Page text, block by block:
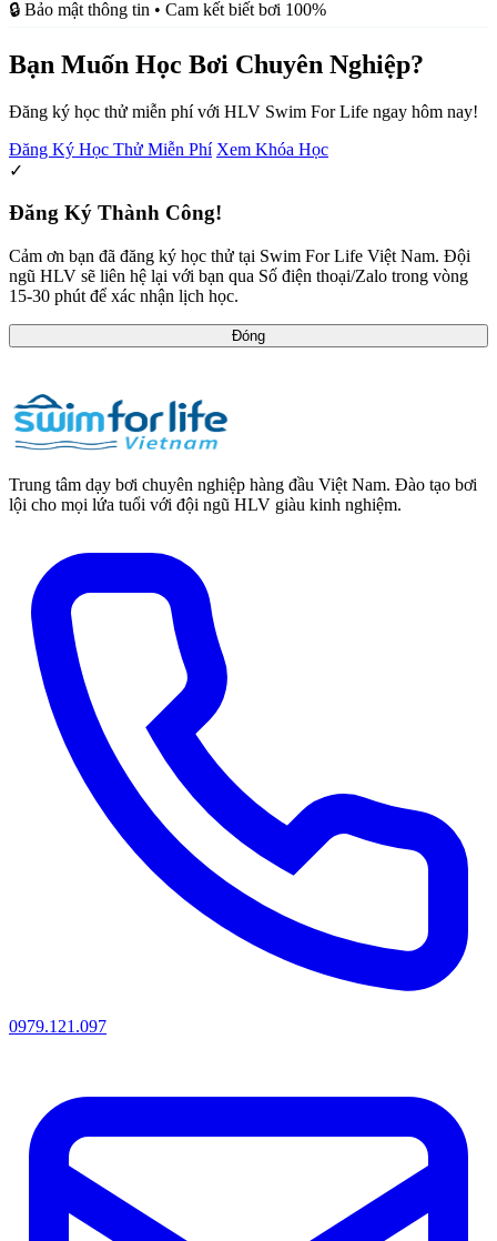
🔒 Bảo mật thông tin • Cam kết biết bơi 100%
Bạn Muốn Học Bơi Chuyên Nghiệp?
Đăng ký học thử miễn phí với HLV Swim For Life ngay hôm nay!
Đăng Ký Học Thử Miễn Phí Xem Khóa Học
✓
Đăng Ký Thành Công!
Cảm ơn bạn đã đăng ký học thử tại Swim For Life Việt Nam. Đội
ngũ HLV sẽ liên hệ lại với bạn qua Số điện thoại/Zalo trong vòng
15-30 phút để xác nhận lịch học.
Đóng
Trung tâm dạy bơi chuyên nghiệp hàng đầu Việt Nam. Đào tạo bơi
lội cho mọi lứa tuổi với đội ngũ HLV giàu kinh nghiệm.
0979.121.097